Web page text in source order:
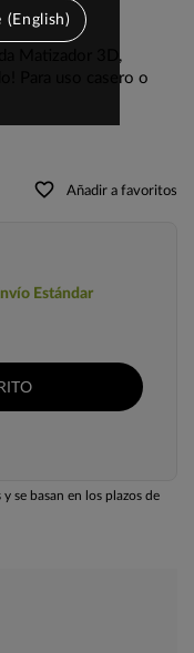
Matizador 3D,
Para uso casero o
favorite_border Añadir a favoritos
Estándar
se basan en los plazos de